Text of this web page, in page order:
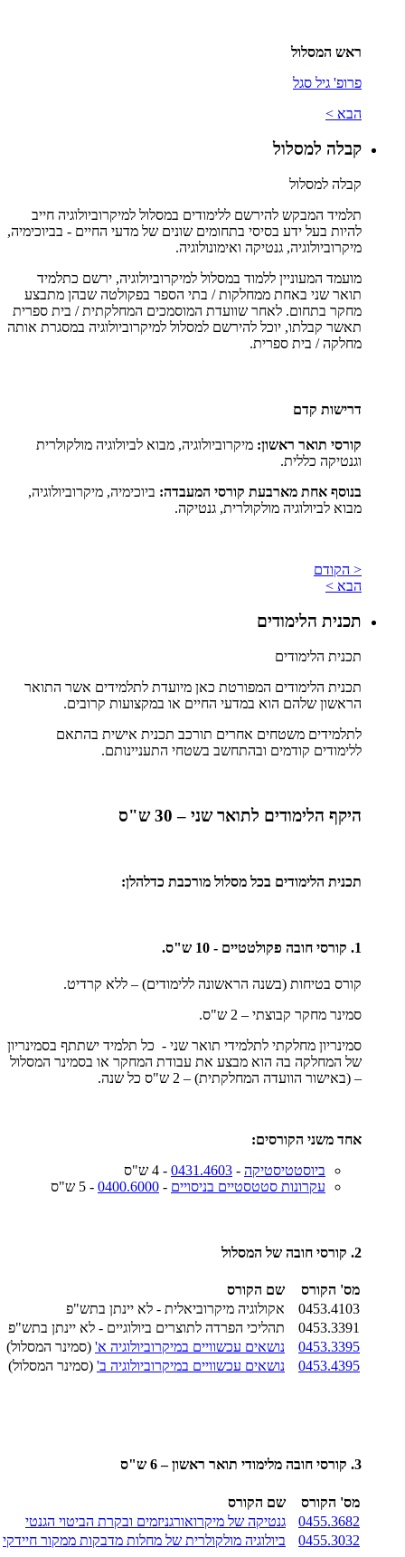
ראש המסלול
פרופ' גיל סגל
הבא >
קבלה למסלול
קבלה למסלול
תלמיד המבקש להירשם ללימודים במסלול למיקרוביולוגיה חייב
להיות בעל ידע בסיסי בתחומים שונים של מדעי החיים - בביוכימיה,
מיקרוביולוגיה, גנטיקה ואימונולוגיה.
מועמד המעוניין ללמוד במסלול למיקרוביולוגיה, ירשם כתלמיד
תואר שני באחת ממחלקות / בתי הספר בפקולטה שבהן מתבצע
מחקר בתחום. לאחר שוועדת המוסמכים המחלקתית / בית ספרית
תאשר קבלתו, יוכל להירשם למסלול למיקרוביולוגיה במסגרת אותה
מחלקה / בית ספרית.
דרישות קדם
קורסי תואר ראשון: מיקרוביולוגיה, מבוא לביולוגיה מולקולרית
וגנטיקה כללית.
בנוסף אחת מארבעת קורסי המעבדה: ביוכימיה, מיקרוביולוגיה,
מבוא לביולוגיה מולקולרית, גנטיקה.
< הקודם
הבא >
תכנית הלימודים
תכנית הלימודים
תכנית הלימודים המפורטת כאן מיועדת לתלמידים אשר התואר
הראשון שלהם הוא במדעי החיים או במקצועות קרובים.
לתלמידים משטחים אחרים תורכב תכנית אישית בהתאם
ללימודים קודמים ובהתחשב בשטחי התעניינותם.
היקף הלימודים לתואר שני – 30 ש"ס
תכנית הלימודים בכל מסלול מורכבת כדלהלן:
1. קורסי חובה פקולטטיים - 10 ש"ס.
קורס בטיחות (בשנה הראשונה ללימודים) – ללא קרדיט.
סמינר מחקר קבוצתי – 2 ש"ס.
סמינריון מחלקתי לתלמידי תואר שני - כל תלמיד ישתתף בסמינריון
של המחלקה בה הוא מבצע את עבודת המחקר או בסמינר המסלול
– (באישור הוועדה המחלקתית) – 2 ש"ס כל שנה.
אחד משני הקורסים:
ביוסטטיסטיקה -
0431.4603 - 4 ש"ס
עקרונות סטטסטיים בניסויים -
0400.6000 - 5 ש"ס
2. קורסי חובה של המסלול
מס' הקורס
שם הקורס
0453.4103
אקולוגיה מיקרוביאלית - לא יינתן בתש"פ
0453.3391
תהליכי הפרדה לתוצרים ביולוגיים - לא יינתן בתש"פ
0453.3395
נושאים עכשוויים במיקרוביולוגיה א' (סמינר המסלול)
0453.4395
נושאים עכשוויים במיקרוביולוגיה ב' (סמינר המסלול)
3. קורסי חובה מלימודי תואר ראשון – 6 ש"ס
מס' הקורס
שם הקורס
0455.3682
גנטיקה של מיקרואורגניזמים ובקרת הביטוי הגנטי
0455.3032
ביולוגיה מולקולרית של מחלות מדבקות ממקור חיידקי